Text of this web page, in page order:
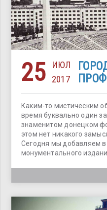
25
ИЮЛ
2017
Каким-то мистическим
время буквально один
знаменитом донецком
этом нет никакого
Сегодня мы добавляем
монументального